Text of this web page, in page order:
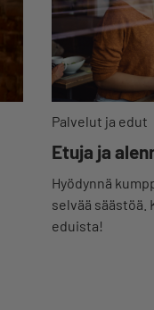
Palvelut ja edut
Etuja ja
Hyödynnä
selvää säästöä.
eduista!